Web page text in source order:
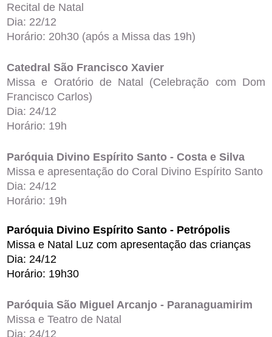
Recital de Natal
Dia: 22/12
Horário: 20h30 (após a Missa das 19h)
Catedral São Francisco Xavier
Missa e Oratório de Natal (Celebração com Dom
Francisco Carlos)
Dia: 24/12
Horário: 19h
Paróquia Divino Espírito Santo - Costa e Silva
Missa e apresentação do Coral Divino Espírito Santo
Dia: 24/12
Horário: 19h
Paróquia Divino Espírito Santo - Petrópolis
Missa e Natal Luz com apresentação das crianças
Dia: 24/12
Horário: 19h30
Paróquia São Miguel Arcanjo - Paranaguamirim
Missa e Teatro de Natal
Dia: 24/12